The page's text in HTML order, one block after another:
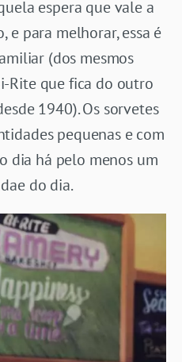
espera que vale a
e para melhorar, essa é
(dos mesmos
Rite que fica do outro
1940). Os sorvetes
pequenas e com
dia há pelo menos um
do dia.